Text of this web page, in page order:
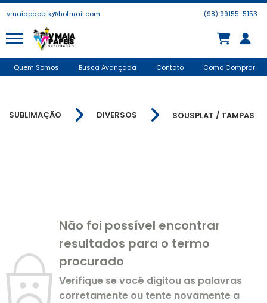
Quem Somos Busca Avançada Contato Como Comprar
vmaiapapeis@hotmail.com (98) 99155-5153
SUBLIMAÇÃO DIVERSOS SOUSPLAT / TAMPAS
Não foi possível encontrar
resultados para o termo
procurado
Verifique se você digitou as palavras
corretamente ou tente novamente a